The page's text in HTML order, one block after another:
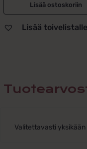
Lisää ostoskoriin
Lisää toivelistalle
Valitettavasti